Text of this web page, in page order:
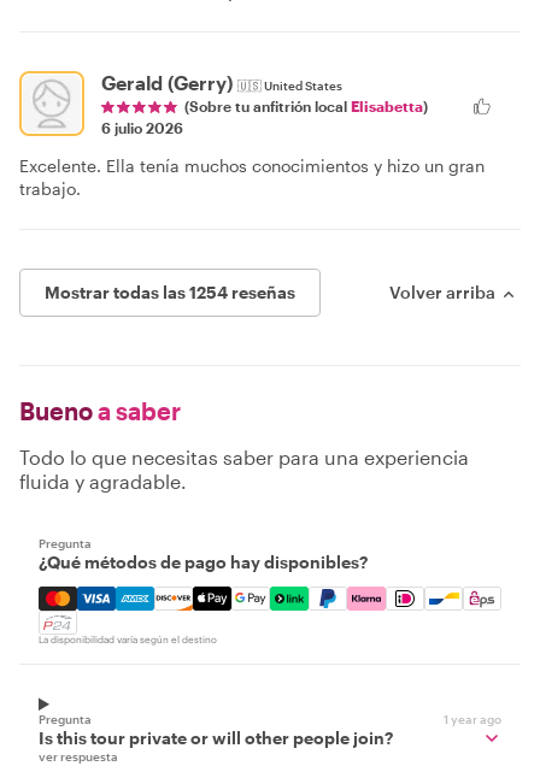
Gerald (Gerry) 🇺🇸United States
(Sobre tu anfitrión local Elisabetta)
6 julio 2026
Excelente. Ella tenía muchos conocimientos y hizo un gran
trabajo.
Mostrar todas las 1254 reseñas Volver arriba
Buenoa saber
Todo lo que necesitas saber para una experiencia
fluida y agradable.
Pregunta
¿Qué métodos de pago hay disponibles?
Mastercard, Visa, Amex, Discover, Apple Pay, Google
La disponibilidad varía según el destino
Pregunta 1 year ago
Is this tour private or will other people join?
ver respuesta